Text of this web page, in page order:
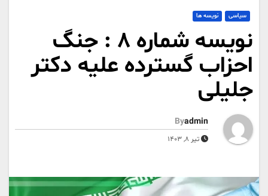
سیاسی نویسه ها
نویسه شماره 8 : جنگ
احزاب گسترده‌ علیه دکتر
جلیلی
Byadmin
تیر 8, 1403